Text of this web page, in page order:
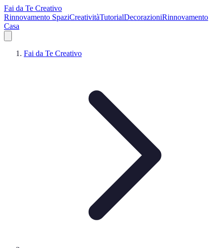
Fai da Te Creativo
Rinnovamento SpaziCreativitàTutorialDecorazioniRinnovamento
Casa
Fai da Te Creativo